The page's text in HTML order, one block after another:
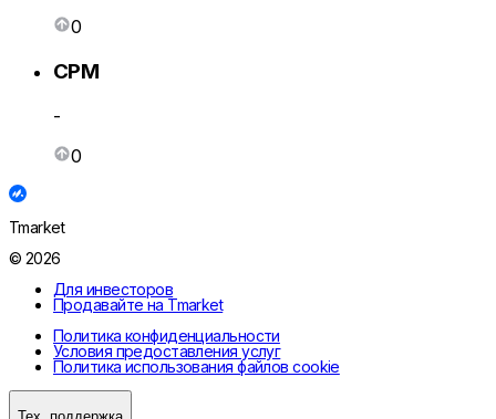
0
CPM
-
0
Tmarket
© 2026
Для инвесторов
Продавайте на Tmarket
Политика конфиденциальности
Условия предоставления услуг
Политика использования файлов cookie